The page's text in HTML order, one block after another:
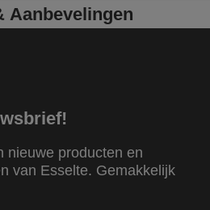
Aanbevelingen
nieuwe producten en
van Esselte. Gemakkelijk